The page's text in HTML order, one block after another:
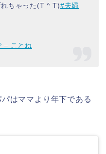
ちゃった(T ^ T)#夫婦
– ことね
はママより年下である